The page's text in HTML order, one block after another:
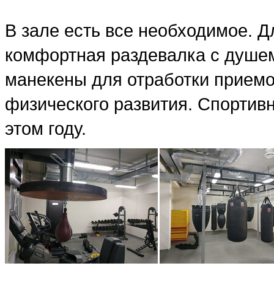
В зале есть все необходимое.
комфортная раздевалка с
манекены для отработки
физического развития.
этом году.